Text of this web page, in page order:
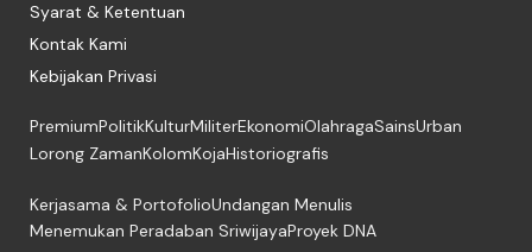
Syarat & Ketentuan
Kontak Kami
Kebijakan Privasi
PremiumPolitikKulturMiliterEkonomiOlahragaSainsUrban
Lorong ZamanKolomKojaHistoriografis
Kerjasama & PortofolioUndangan Menulis
Menemukan Peradaban SriwijayaProyek DNA